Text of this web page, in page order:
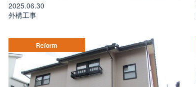
2025.06.30
外構工事
Reform